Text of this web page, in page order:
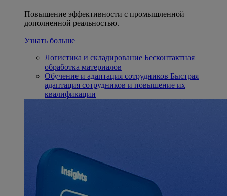
Повышение эффективности с промышленной
дополненной реальностью.
Узнать больше
Логистика и складирование Бесконтактная
обработка материалов
Обучение и адаптация сотрудников Быстрая
адаптация сотрудников и повышение их
квалификации